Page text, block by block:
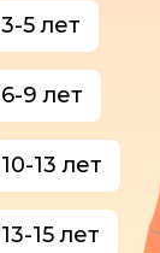
3-5 лет
6-9 лет
10-13 лет
13-15 лет